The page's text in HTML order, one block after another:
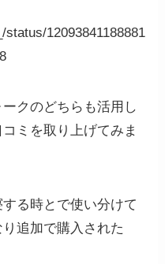
12093841188881
クのどちらも活用し
ミを取り上げてみま
る時とで使い分けて
追加で購入された